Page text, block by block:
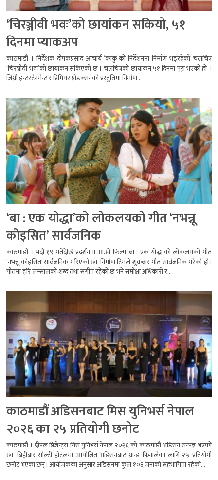
‘चिरञ्जीवी भवः’को छायांकन सकियो, ५१
दिनमा प्याकअप
काठमाडौं । निर्देशक दीपकप्रसाद आचार्य ‘काकु’को निर्देशनमा निर्माण भइरहेको चलचित्र
‘चिरञ्जीवी भवः’को छायांकन सकिएको छ । चलचित्रको छायांकन ५१ दिनमा पूरा भएको हो ।
जिग्री इन्टरटेनमेन्ट र प्रिमियर प्रोडक्सनको प्रस्तुतिमा निर्माण...
‘बा : एक योद्धा’को लोकलयको गीत ‘नभन्नू
कोइसित’ सार्वजनिक
काठमाडौं । भदौ १९ गतेदेखि प्रदर्शनमा आउने फिल्म ‘बा : एक योद्धा’को लोकलयको गीत
‘नभन्नू कोइसित’ सार्वजनिक गरिएको छ। निर्माण टिमले शुक्रबार गीत सार्वजनिक गरेको हो।
गीतमा हरि लम्सालको शब्द तथा संगीत रहेको छ भने समीक्षा अधिकारी र...
काठमाडौं अडिसनबाट मिस युनिभर्स नेपाल
२०२६ का २५ प्रतियोगी छनोट
काठमाडौं । दीपल प्रिजेन्ट्स मिस युनिभर्स नेपाल २०२६ को काठमाडौं अडिसन सम्पन्न भएको
छ। बिहीबार सोल्टी होटलमा आयोजित अडिसनबाट ग्रान्ड फिनालेका लागि २५ प्रतियोगी
छनोट भएका छन्। आयोजकका अनुसार अडिसनमा कुल १०६ जनाको सहभागिता रहेको...